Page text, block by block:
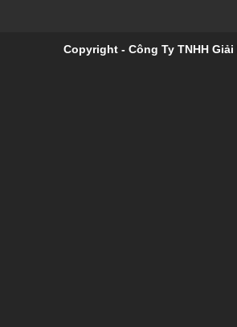
Copyright - Công Ty TNHH Giải